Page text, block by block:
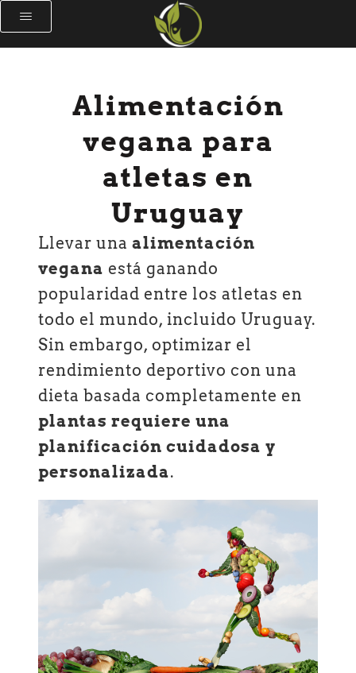
Alimentación
vegana para
atletas en
Uruguay
Llevar unaalimentación
vegana está ganando
popularidad entre los atletas en
todo el mundo, incluido Uruguay.
Sin embargo, optimizar el
rendimiento deportivo con una
dieta basada completamente en
plantas requiere una
planificación cuidadosa y
personalizada.